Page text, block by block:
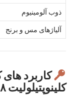
ذوب آلومینیوم
آلیاژهای مس و برنج
کاربرد
کلینوپتیلولیت ۹۸٪ :